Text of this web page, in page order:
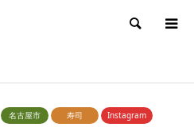
検索
名古屋市 寿司 Instagram